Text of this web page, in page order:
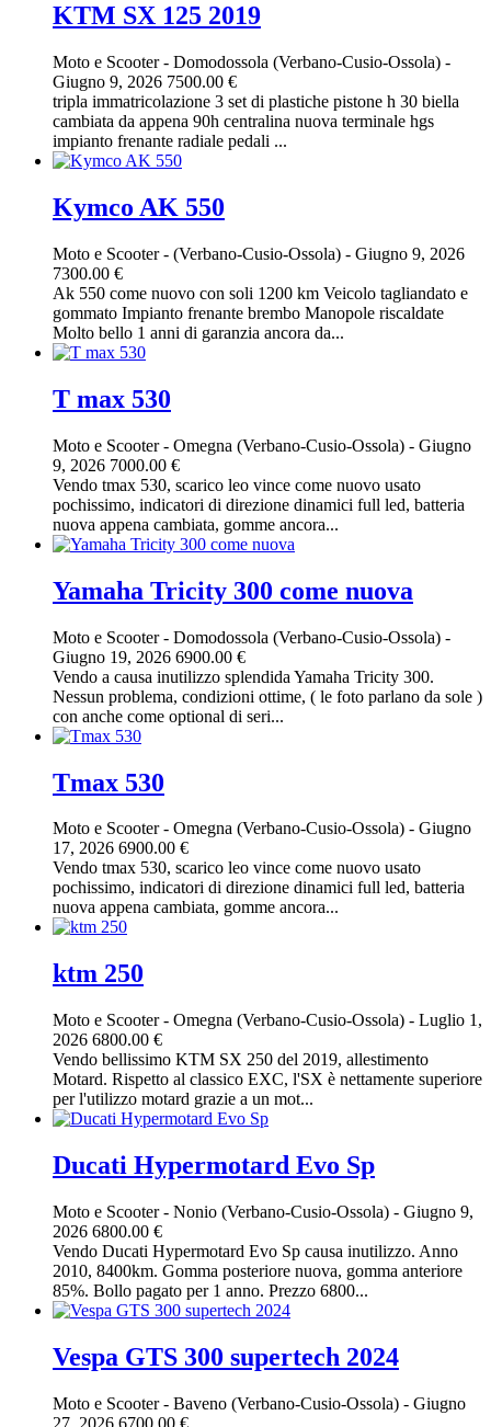
KTM SX 125 2019
Moto e Scooter- Domodossola (Verbano-Cusio-Ossola) -
Giugno 9, 2026 7500.00 €
tripla immatricolazione 3 set di plastiche pistone h 30 biella
cambiata da appena 90h centralina nuova terminale hgs
impianto frenante radiale pedali ...
Kymco AK 550
Moto e Scooter- (Verbano-Cusio-Ossola) - Giugno 9, 2026
7300.00 €
Ak 550 come nuovo con soli 1200 km Veicolo tagliandato e
gommato Impianto frenante brembo Manopole riscaldate
Molto bello 1 anni di garanzia ancora da...
T max 530
Moto e Scooter- Omegna (Verbano-Cusio-Ossola) - Giugno
9, 2026 7000.00 €
Vendo tmax 530, scarico leo vince come nuovo usato
pochissimo, indicatori di direzione dinamici full led, batteria
nuova appena cambiata, gomme ancora...
Yamaha Tricity 300 come nuova
Moto e Scooter- Domodossola (Verbano-Cusio-Ossola) -
Giugno 19, 2026 6900.00 €
Vendo a causa inutilizzo splendida Yamaha Tricity 300.
Nessun problema, condizioni ottime, ( le foto parlano da sole )
con anche come optional di seri...
Tmax 530
Moto e Scooter- Omegna (Verbano-Cusio-Ossola) - Giugno
17, 2026 6900.00 €
Vendo tmax 530, scarico leo vince come nuovo usato
pochissimo, indicatori di direzione dinamici full led, batteria
nuova appena cambiata, gomme ancora...
ktm 250
Moto e Scooter- Omegna (Verbano-Cusio-Ossola) - Luglio 1,
2026 6800.00 €
Vendo bellissimo KTM SX 250 del 2019, allestimento
Motard. Rispetto al classico EXC, l'SX è nettamente superiore
per l'utilizzo motard grazie a un mot...
Ducati Hypermotard Evo Sp
Moto e Scooter- Nonio (Verbano-Cusio-Ossola) - Giugno 9,
2026 6800.00 €
Vendo Ducati Hypermotard Evo Sp causa inutilizzo. Anno
2010, 8400km. Gomma posteriore nuova, gomma anteriore
85%. Bollo pagato per 1 anno. Prezzo 6800...
Vespa GTS 300 supertech 2024
Moto e Scooter- Baveno (Verbano-Cusio-Ossola) - Giugno
27, 2026 6700.00 €